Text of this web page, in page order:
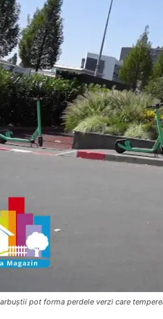
pot forma perdele verzi care